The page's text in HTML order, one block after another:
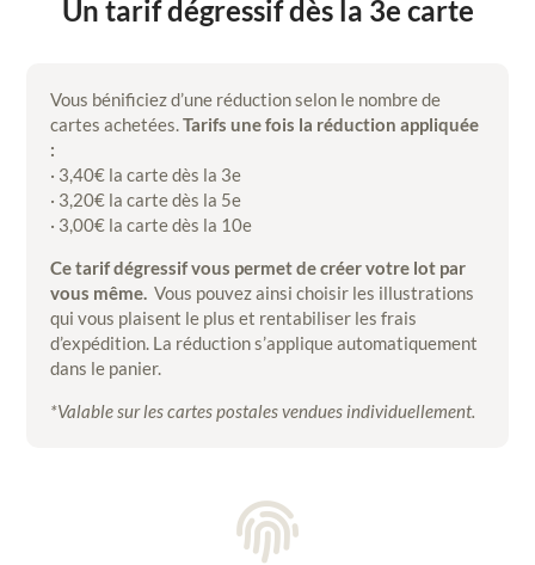
Un tarif dégressif dès la 3e carte
Vous bénificiez d’une réduction selon le nombre de
cartes achetées.Tarifs une fois la réduction appliquée
:
· 3,40€ la carte dès la 3e
· 3,20€ la carte dès la 5e
· 3,00€ la carte dès la 10e
Ce tarif dégressif vous permet de créer votre lot par
vous même. Vous pouvez ainsi choisir les illustrations
qui vous plaisent le plus et rentabiliser les frais
d’expédition. La réduction s’applique automatiquement
dans le panier.
*Valable sur les cartes postales vendues individuellement.
